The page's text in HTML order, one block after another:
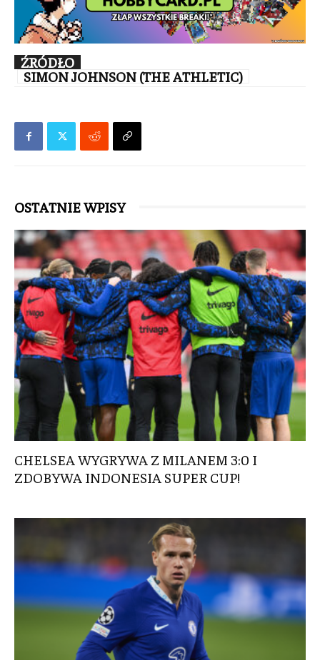
ŹRÓDŁO
SIMON JOHNSON (THE ATHLETIC)
OSTATNIE WPISY
CHELSEA WYGRYWA Z MILANEM 3:0 I
ZDOBYWA INDONESIA SUPER CUP!